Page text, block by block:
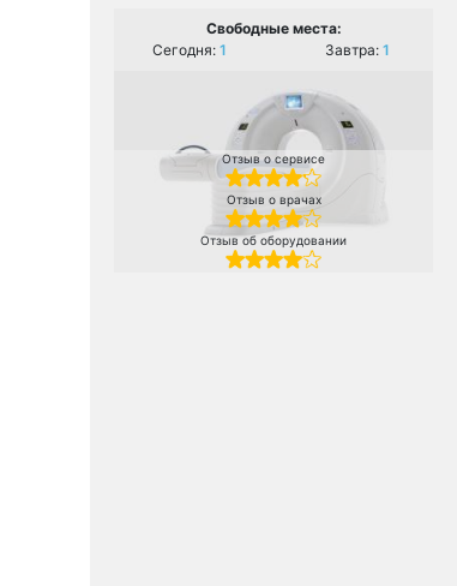
Свободные места:
Сегодня: 1 Завтра: 1
Отзыв о сервисе
Отзыв о врачах
Отзыв об оборудовании